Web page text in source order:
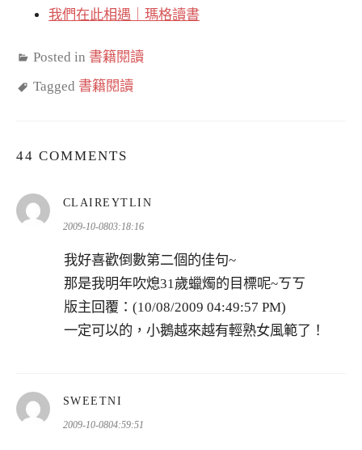
我們在此相遇｜瑪格讀書
Posted in 書籍閱讀
Tagged 書籍閱讀
44 COMMENTS
CLAIREYTLIN
2009-10-0803:18:16
我好喜歡倒數第二個的佳句~
那是我明年吹熄31歲蠟燭的目標呢~ㄎㄎ
版主回覆：(10/08/2009 04:49:57 PM)
一定可以的，小鵝越來越有輕熟女風範了！
SWEETNI
示:
2009-10-0804:59:51